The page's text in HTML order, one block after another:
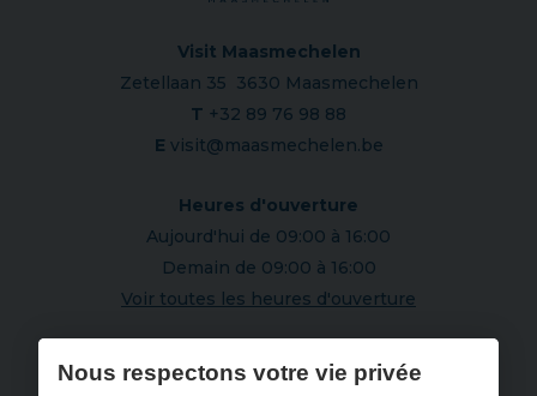
Visit Maasmechelen
Zetellaan 35 3630 Maasmechelen
T +32 89 76 98 88
E visit@maasmechelen.be
Heures d'ouverture
Aujourd'hui de 09:00 à 16:00
Demain de 09:00 à 16:00
Voir toutes les heures d'ouverture
S'abonner à notre newsletter
Nous respectons votre vie privée